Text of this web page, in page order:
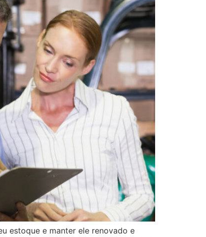
estoque e manter ele renovado e